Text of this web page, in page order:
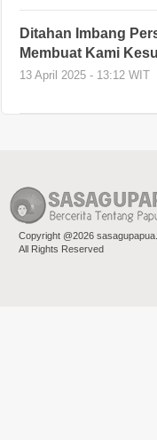
Ditahan Imbang
Membuat Kami
13 April 2025 - 13:12 WIT
Copyright @2026
All Rights Reserved